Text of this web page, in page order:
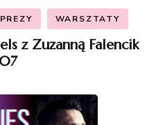
WARSZTATY
z Zuzanną Falencik